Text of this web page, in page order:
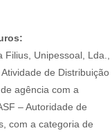
Filius, Unipessoal, Lda.,
de Distribuição
agência com a
– Autoridade de
com a categoria de